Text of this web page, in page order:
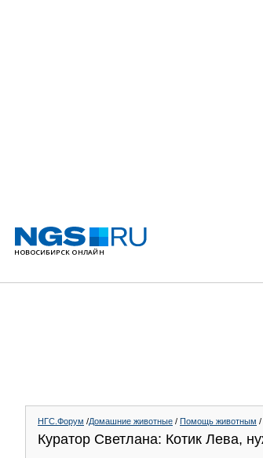
НГС.Форум /Домашние животные / Помощь животным /
Куратор Светлана: Котик Лева,